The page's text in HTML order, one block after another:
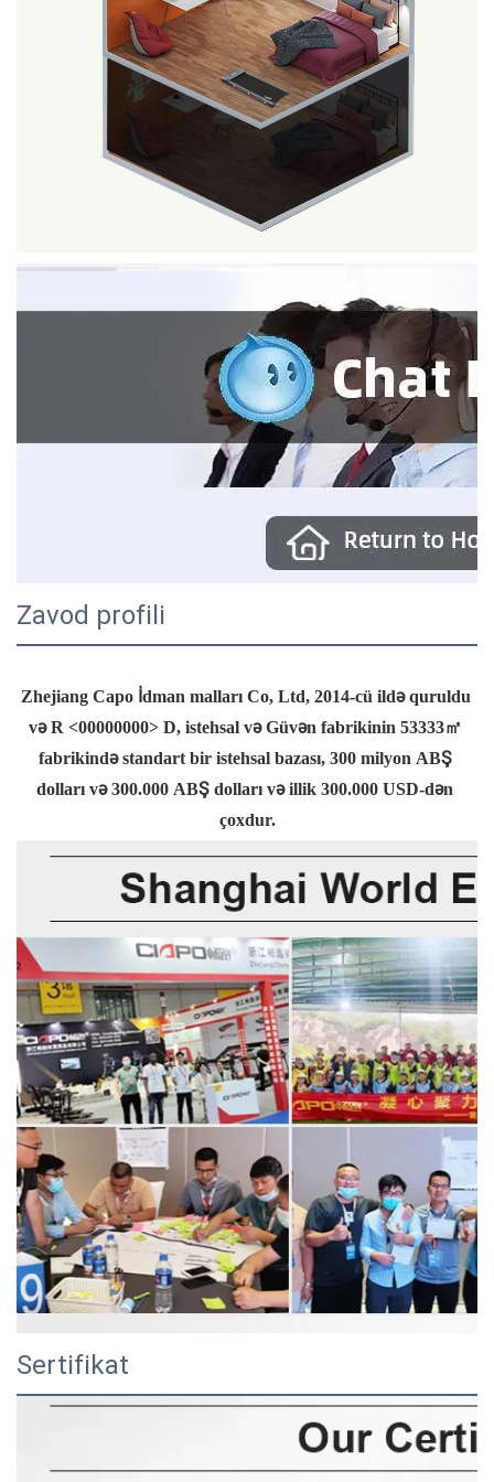
Zavod profili
Zhejiang Capo İdman malları Co, Ltd, 2014-cü ildə quruldu
və R <00000000> D, istehsal və Güvən fabrikinin 53333㎡
fabrikində standart bir istehsal bazası, 300 milyon ABŞ
dolları və 300.000 ABŞ dolları və illik 300.000 USD-dən
çoxdur.
Sertifikat